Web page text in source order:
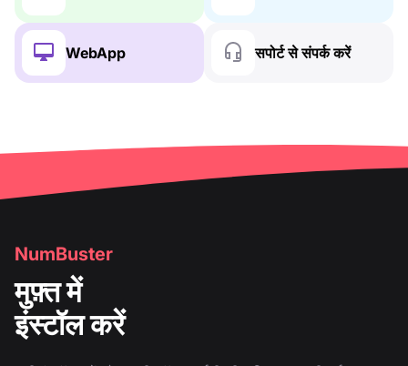
WebApp सपोर्ट से संपर्क करें
NumBuster
मुफ़्त में
इंस्टॉल करें